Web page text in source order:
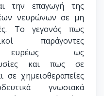
την επαγωγή της
νευρώνων σε μη
Το γεγονός πως
παράγοντες
ευρέως ως
και πως σε
σε χημειοθεραπείες
γνωσιακά